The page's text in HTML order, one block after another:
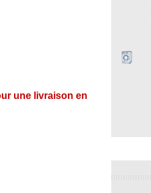
une livraison en